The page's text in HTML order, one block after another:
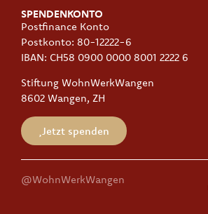
SPENDENKONTO
Postfinance Konto
Postkonto: 80-12222-6
IBAN: CH58 0900 0000 8001 2222 6
Stiftung WohnWerkWangen
8602 Wangen, ZH
Jetzt spenden
@WohnWerkWangen